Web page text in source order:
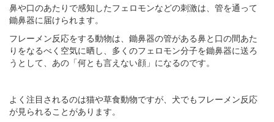
鼻や口のあたりで感知したフェロモンなどの刺激は、管を通って
鋤鼻器に届けられます。
フレーメン反応をする動物は、鋤鼻器の管がある鼻と口の間あた
りをなるべく空気に晒し、多くのフェロモン分子を鋤鼻器に送ろ
うとして、あの「何とも言えない顔」になるのです。
よく注目されるのは猫や草食動物ですが、犬でもフレーメン反応
が見られることがあります。